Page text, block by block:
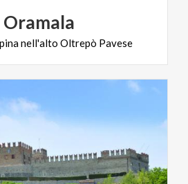
Oramala
nell'alto Oltrepò Pavese